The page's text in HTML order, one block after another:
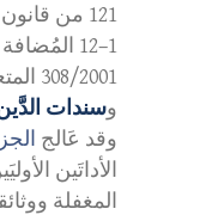
1–12
308/
وسندات الدَّين
وقد عَالج
الأداتَين
المغفلة